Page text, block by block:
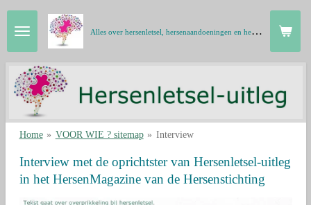
Ga
direct
naar
hoofdinhoud
A
lles over hersenletsel, hersenaandoeningen en het menselijk brein in gewone taal
Home » VOOR WIE ? sitemap » Interview
Interview met de oprichtster van Hersenletsel-uitleg
in het HersenMagazine van de Hersenstichting